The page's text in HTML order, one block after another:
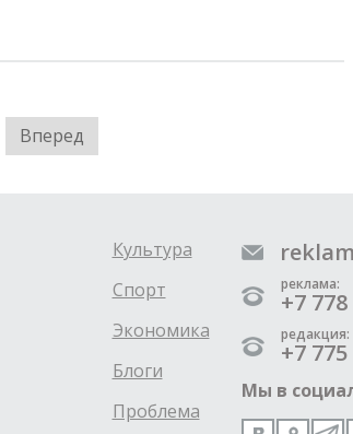
Вперед
Культура
Спорт
Экономика
Блоги
Проблема
реклама:
+7
редакция:
+7
Мы в